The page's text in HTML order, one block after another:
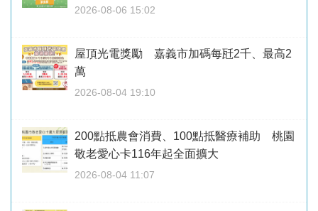
2026-08-06 15:02
屋頂光電獎勵 嘉義市加碼每瓩2千、最高2
萬
2026-08-04 19:10
200點抵農會消費、100點抵醫療補助 桃園
敬老愛心卡116年起全面擴大
2026-08-04 11:07